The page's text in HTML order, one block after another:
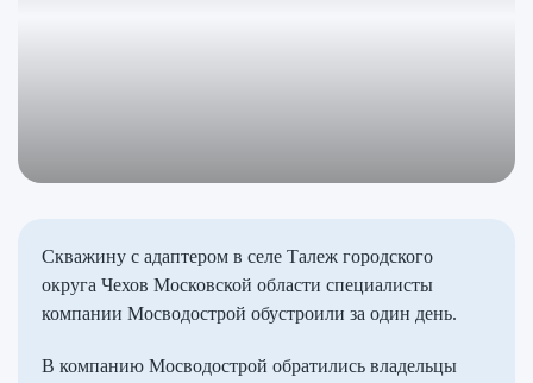
Скважину с адаптером в селе Талеж городского
округа Чехов Московской области специалисты
компании Мосводострой обустроили за один день.
В компанию Мосводострой обратились владельцы